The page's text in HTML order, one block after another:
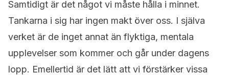
Samtidigt är det något vi måste hålla i minnet.
Tankarna i sig har ingen makt över oss. I själva
verket är de inget annat än flyktiga, mentala
upplevelser som kommer och går under dagens
lopp. Emellertid är det lätt att vi förstärker vissa